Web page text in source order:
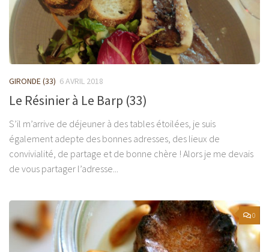
GIRONDE (33) 6 AVRIL 2018
Le Résinier à Le Barp (33)
S’il m’arrive de déjeuner à des tables étoilées, je suis
également adepte des bonnes adresses, des lieux de
convivialité, de partage et de bonne chère ! Alors je me devais
de vous partager l’adresse...
0